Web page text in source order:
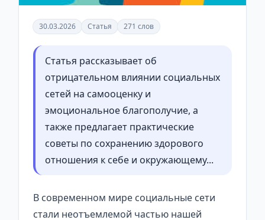
30.03.2026 Статья 271 слов
Статья рассказывает об
отрицательном влиянии социальных
сетей на самооценку и
эмоциональное благополучие, а
также предлагает практические
советы по сохранению здорового
отношения к себе и окружающему...
В современном мире социальные сети
стали неотъемлемой частью нашей